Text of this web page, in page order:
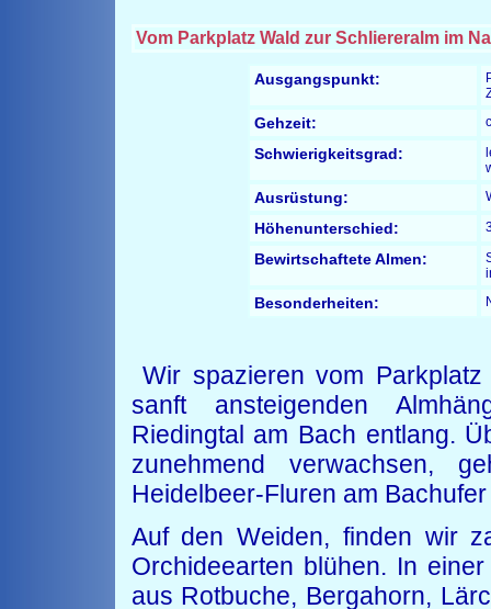
Vom Parkplatz Wald zur Schliereralm im
Ausgangspunkt:
Gehzeit:
Schwierigkeitsgrad:
Ausrüstung:
Höhenunterschied:
Bewirtschaftete Almen:
Besonderheiten:
Wir spazieren vom
sanft ansteigenden
Riedingtal am Bach entlang.
zunehmend verwachsen,
Heidelbeer-Fluren am
Auf den Weiden, finden wir
Orchideearten blühen. In
aus Rotbuche, Bergahorn,